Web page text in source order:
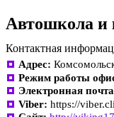
Автошкола и
Контактная
Адрес:
Режим работы
Электронная
Viber: https://